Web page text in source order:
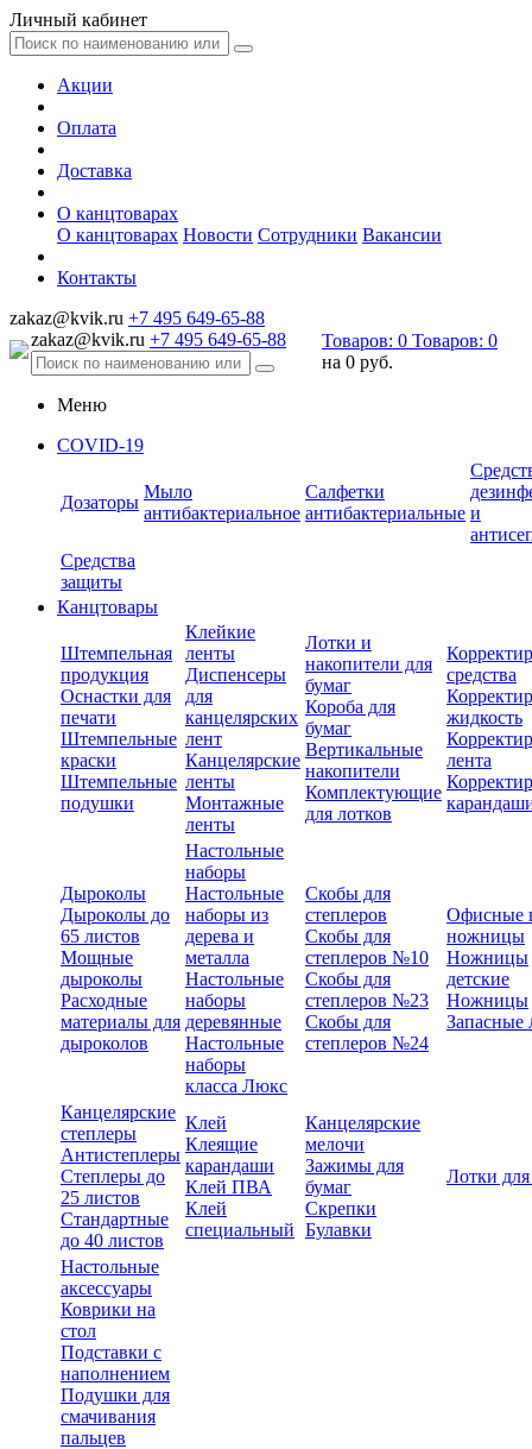
Личный кабинет
Акции
Оплата
Доставка
О канцтоварах
О канцтоварах Новости Сотрудники Вакансии
Контакты
zakaz@kvik.ru +7 495 649-65-88
zakaz@kvik.ru +7 495 649-65-88 Товаров: 0 Товаров: 0
на 0 руб.
Меню
COVID-19
Дозаторы
Мыло
антибактериальное
Салфетки
антибактериальные и
Средства
защиты
Канцтовары
Штемпельная
продукция
Оснастки для
печати
Штемпельные
краски
Штемпельные
подушки
Клейкие
ленты
Диспенсеры
для
канцелярских
лент
Канцелярские
ленты
Монтажные
ленты
Лотки и
накопители для
бумаг
Короба для
бумаг
Вертикальные
накопители
Комплектующие
для лотков
средства
жидкость
лента
Дыроколы
Дыроколы до
65 листов
Мощные
дыроколы
Расходные
материалы для
дыроколов
Настольные
наборы
Настольные
наборы из
дерева и
металла
Настольные
наборы
деревянные
Настольные
наборы
класса Люкс
Скобы для
степлеров
Скобы для
степлеров №10
Скобы для
степлеров №23
Скобы для
степлеров №24
Офисные
ножницы
Ножницы
детские
Ножницы
Запасные
Канцелярские
степлеры
Антистеплеры
Степлеры до
25 листов
Стандартные
до 40 листов
Клей
Клеящие
карандаши
Клей ПВА
Клей
специальный
Канцелярские
мелочи
Зажимы для
бумаг
Скрепки
Булавки
Лотки
Настольные
аксессуары
Коврики на
стол
Подставки с
наполнением
Подушки для
смачивания
пальцев